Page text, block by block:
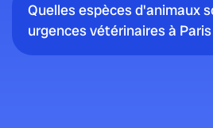
Quelles espèces d'animaux
urgences vétérinaires à Paris